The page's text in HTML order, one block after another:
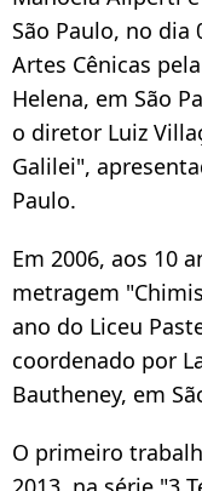
São Paulo, no dia
Artes Cênicas
Helena, em São
o diretor Luiz
Galilei",
Paulo.
Em 2006, aos 10
metragem
ano do Liceu
coordenado por
Bautheney, em
O primeiro